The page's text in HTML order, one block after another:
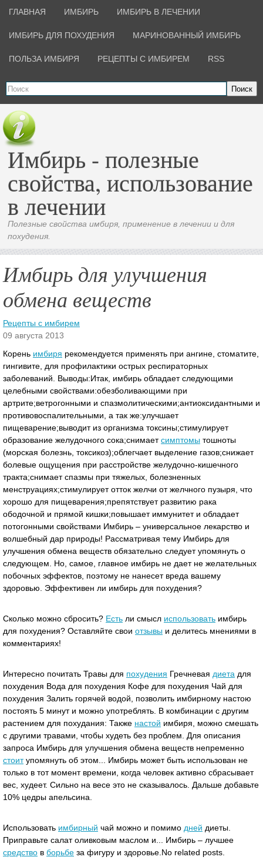
ГЛАВНАЯ ИМБИРЬ ИМБИРЬ В ЛЕЧЕНИИ
ИМБИРЬ ДЛЯ ПОХУДЕНИЯ МАРИНОВАННЫЙ ИМБИРЬ
ПОЛЬЗА ИМБИРЯ РЕЦЕПТЫ С ИМБИРЕМ RSS
Поиск
Имбирь - полезные
свойства, использование
в лечении
Полезные свойства имбиря, применение в лечении и для
похудения.
Имбирь для улучшения
обмена веществ
Рецепты с имбирем
09 августа 2013
Корень имбиря рекомендуется применять при ангине, стоматите,
гингивите, для профилактики острых респираторных
заболеваний. Выводы:Итак, имбирь обладает следующими
целебными свойствами:обезболивающими при
артрите;ветрогонными и спазмолитическими;антиоксидантными и
противовоспалительными, а так же:улучшает
пищеварение;выводит из организма токсины;стимулирует
образование желудочного сока;снимаетсимптомы тошноты
(морская болезнь, токсикоз);облегчает выделение газов;снижает
болевые ощущения при расстройстве желудочно-кишечного
тракта;снимает спазмы при тяжелых, болезненных
менструациях;стимулирует отток желчи от желчного пузыря, что
хорошо для пищеварения;препятствует развитию рака
ободочной и прямой кишки;повышает иммунитет и обладает
потогонными свойствами Имбирь – универсальное лекарство и
волшебный дар природы! Рассматривая тему Имбирь для
улучшения обмена веществ обязательно следует упомянуть о
следующем.
Но, самое, главное имбирь не дает не желательных
побочных эффектов, поэтому не нанесет вреда вашему
здоровью. Эффективен ли имбирь для похудения?
Сколько можно сбросить? Есть ли смысл использовать имбирь
для похудения? Оставляйте свои отзывы и делитесь мнениями в
комментариях!
Интересно почитать Травы для похудения Гречневая диета для
похудения Вода для похудения Кофе для похудения Чай для
похудения Залить горячей водой, позволить имбирному настою
постоять 5 минут и можно употреблять. В комбинации с другим
растением для похудания: Также настой имбиря, можно смешать
с другими травами, чтобы худеть без проблем. Для описания
запроса Имбирь для улучшения обмена веществ непременно
стоитупомянуть об этом... Имбирь может быть использован не
только в тот момент времени, когда человек активно сбрасывает
вес, худеет. Сильно на весе это не сказывалось. Дальше добавьте
10% цедры апельсина.
Использовать имбирный чай можно и помимо дней диеты.
Приправьте салат оливковым маслом и... Имбирь – лучшее
средство в борьбе за фигуру и здоровье.No related posts.